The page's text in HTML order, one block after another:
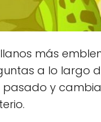
más
a lo largo
y